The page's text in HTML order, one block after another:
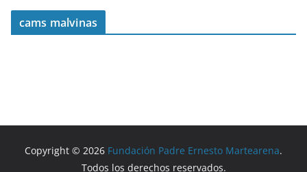
cams malvinas
Copyright © 2026 Fundación Padre Ernesto Martearena.
Todos los derechos reservados.